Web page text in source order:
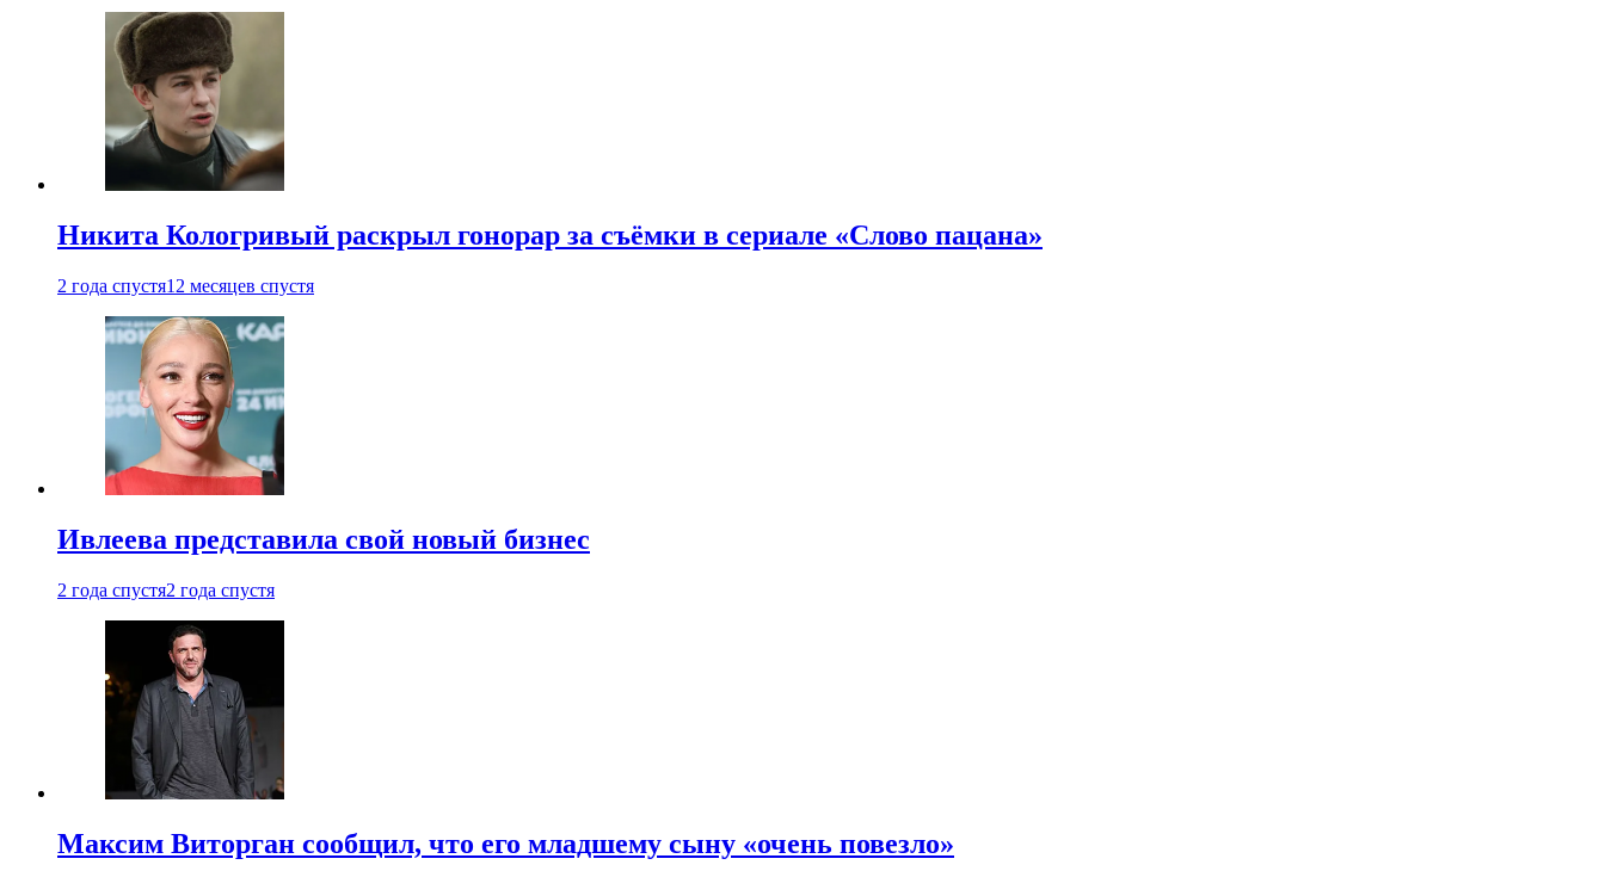
Никита Кологривый раскрыл гонорар за съёмки в сериале «Слово пацана»
2 года спустя12 месяцев спустя
Ивлеева представила свой новый бизнес
2 года спустя2 года спустя
Максим Виторган сообщил, что его младшему сыну «очень повезло»